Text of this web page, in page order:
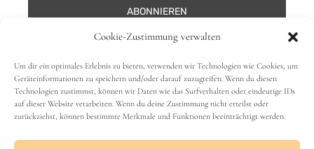
Cookie-Zustimmung verwalten
Um dir ein optimales Erlebnis zu bieten, verwenden wir Technologien wie Cookies, um
Geräteinformationen zu speichern und/oder darauf zuzugreifen. Wenn du diesen
Technologien zustimmst, können wir Daten wie das Surfverhalten oder eindeutige IDs
auf dieser Website verarbeiten. Wenn du deine Zustimmung nicht erteilst oder
zurückziehst, können bestimmte Merkmale und Funktionen beeinträchtigt werden.